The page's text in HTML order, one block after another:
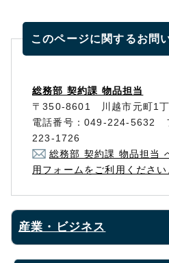
このページに関するお問
総務部 契約課 物品担当
〒350-8601 川越市元町1丁
電話番号：049-224-5632
223-1726
総務部 契約課 物品担当
用フォームをご利用ください
産業・ビジネス